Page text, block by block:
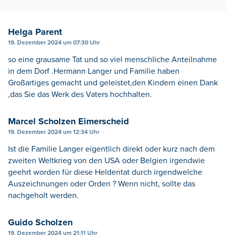
Helga Parent
19. Dezember 2024 um 07:30 Uhr
so eine grausame Tat und so viel menschliche Anteilnahme
in dem Dorf .Hermann Langer und Familie haben
Großartiges gemacht und geleistet,den Kindern einen Dank
,das Sie das Werk des Vaters hochhalten.
Marcel Scholzen Eimerscheid
19. Dezember 2024 um 12:34 Uhr
Ist die Familie Langer eigentlich direkt oder kurz nach dem
zweiten Weltkrieg von den USA oder Belgien irgendwie
geehrt worden für diese Heldentat durch irgendwelche
Auszeichnungen oder Orden ? Wenn nicht, sollte das
nachgeholt werden.
Guido Scholzen
19. Dezember 2024 um 21:11 Uhr